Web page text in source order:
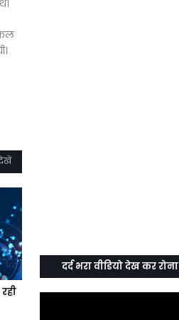
दर्द भरा वीडियो देख कर